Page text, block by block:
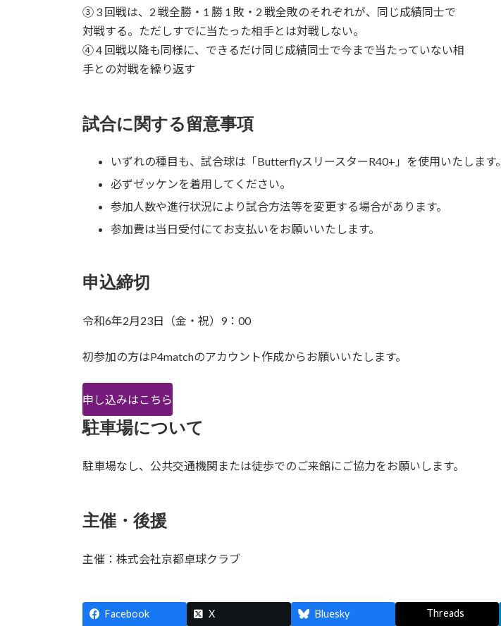
③ 3 回戦は、2 戦全勝・1 勝 1 敗・2 戦全敗のそれぞれが、同じ成績同士で
対戦する。ただしすでに当たった相手とは対戦しない。
④ 4 回戦以降も同様に、できるだけ同じ成績同士で今まで当たっていない相
手との対戦を繰り返す
試合に関する留意事項
いずれの種目も、試合球は「ButterflyスリースターR40+」を使用いたします。
必ずゼッケンを着用してください。
参加人数や進行状況により試合方法等を変更する場合があります。
参加費は当日受付にてお支払いをお願いいたします。
申込締切
令和6年2月23日（金・祝）9：00
初参加の方はP4matchのアカウント作成からお願いいたします。
申し込みはこちら
駐車場について
駐車場なし、公共交通機関または徒歩でのご来館にご協力をお願いします。
主催・後援
主催：株式会社京都卓球クラブ
Facebook X Bluesky Threads